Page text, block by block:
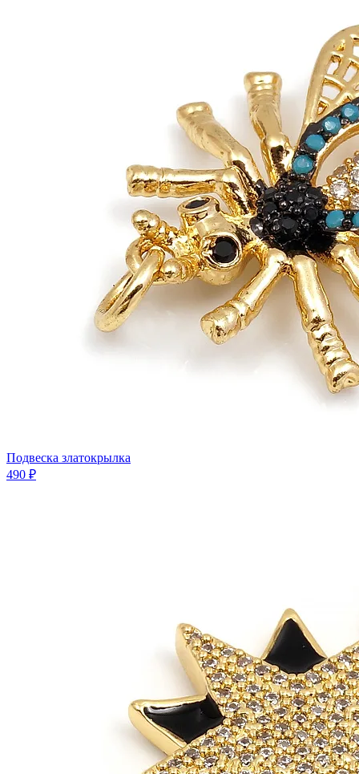
Подвеска златокрылка
490 ₽